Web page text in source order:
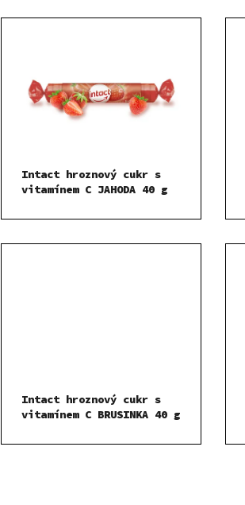
t
V
u
Intact hroznový cukr s
vitamínem C JAHODA 40 g
Intact hroznový cukr s
vitamínem C BRUSINKA 40 g